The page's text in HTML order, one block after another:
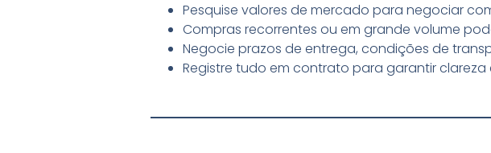
Pesquise valores de mercado para negociar
Compras recorrentes ou em grande volume
Negocie prazos de entrega, condições de
Registre tudo em contrato para garantir clareza